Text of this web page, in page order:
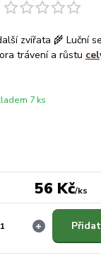
zvířata 🌾 Luční
trávení a růstu
7 ks
56 Kč/ks